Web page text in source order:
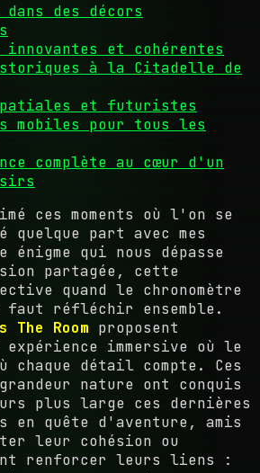
des décors
innovantes et cohérentes
à la Citadelle de
et futuristes
mobiles pour tous les
complète au cœur d'un
ces moments où l'on se
quelque part avec mes
énigme qui nous dépasse
partagée, cette
quand le chronomètre
réfléchir ensemble.
The Room proposent
immersive où le
détail compte. Ces
nature ont conquis
plus large ces dernières
en quête d'aventure, amis
leur cohésion ou
renforcer leurs liens :